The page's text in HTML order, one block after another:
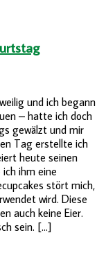
und ich begann
– hatte ich doch
gewälzt und mir
Tag erstellte ich
heute seinen
ihm eine
stört mich,
wird. Diese
auch keine Eier.
sein. […]